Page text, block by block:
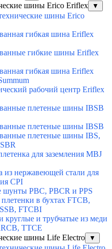
шины Erico Eriflex ▼
шины Erico
гибкая шина Eriflex
гибкие шины Eriflex
гибкая шина Eriflex
рабочий центр Eriflex
плетеные шины IBSB
плетеные шины IBSB
плетеные шины IBS,
для заземления MBJ
из нержавеющей стали для
CPI
PBC, PBCR и PPS
в бухтах FTCB,
FTCBI
круглые и трубчатые из меди
TTCE
шины Life Electro
▼